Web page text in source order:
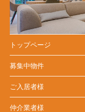
トップページ
募集中物件
ご入居者様
仲介業者様